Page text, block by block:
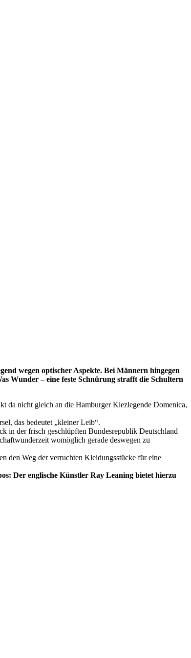
wegen optischer Aspekte. Bei Männern hingegen
Wunder – eine feste Schnürung strafft die Schultern
da nicht gleich an die Hamburger Kiezlegende Domenica,
das bedeutet „kleiner Leib“.
in der frisch geschlüpften Bundesrepublik Deutschland
womöglich gerade deswegen zu
den Weg der verruchten Kleidungsstücke für eine
Der englische Künstler Ray Leaning bietet hierzu